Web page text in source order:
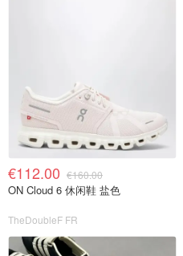
€112.00 €160.00
ON Cloud 6 休闲鞋 盐色
TheDoubleF FR